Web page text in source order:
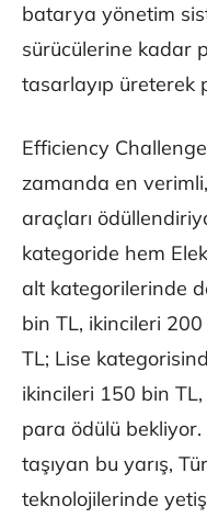
batarya yönetim
sürücülerine kadar
tasarlayıp üreterek
Efficiency
zamanda en
araçları
kategoride hem
alt kategorilerinde
bin TL, ikincileri
TL; Lise
ikincileri 150 bin
para ödülü
taşıyan bu yarış,
teknolojilerinde